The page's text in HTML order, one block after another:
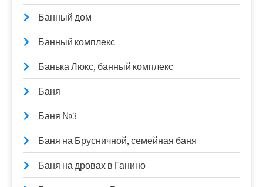
Банный дом
Банный комплекс
Банька Люкс, банный комплекс
Баня
Баня №3
Баня на Брусничной, семейная баня
Баня на дровах в Ганино